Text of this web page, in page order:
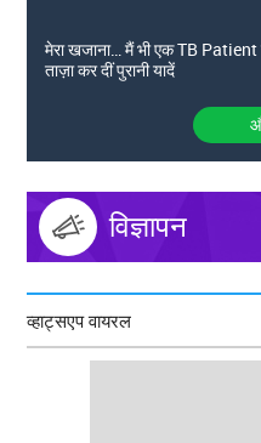
मेरा खजाना… मैं भी एक TB
ताज़ा कर दीं पुरानी यादें
विज्ञापन
व्हाट्सएप वायरल